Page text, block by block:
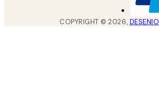
COPYRIGHT ©2026, DESENIO